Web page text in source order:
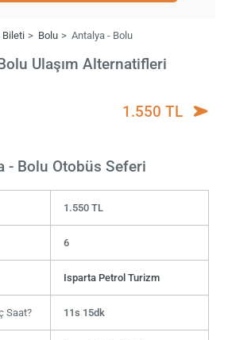
Bileti Bolu Antalya - Bolu
Ulaşım Alternatifleri
1.550 TL
- Bolu Otobüs Seferi
1.550 TL
6
Isparta Petrol Turizm
Saat? 11s 15dk